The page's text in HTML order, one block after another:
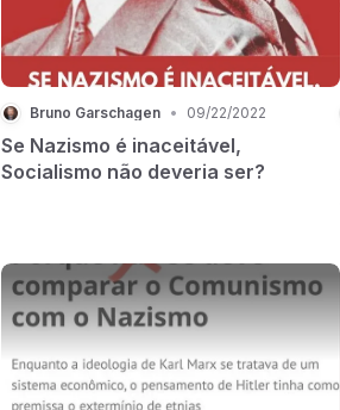
Bruno Garschagen • 09/22/2022
Se Nazismo é inaceitável,
Socialismo não deveria ser?